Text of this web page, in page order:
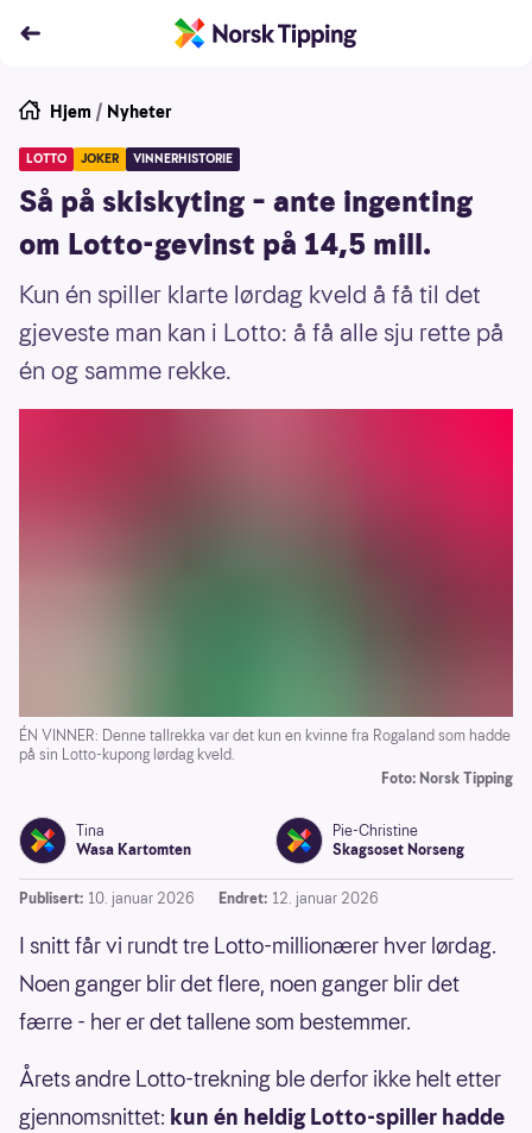
Hjem / Nyheter
LOTTO JOKER VINNERHISTORIE
Så på skiskyting – ante ingenting
om Lotto-gevinst på 14,5 mill.
Kun én spiller klarte lørdag kveld å få til det
gjeveste man kan i Lotto: å få alle sju rette på
én og samme rekke.
ÉN VINNER: Denne tallrekka var det kun en kvinne fra Rogaland som hadde
på sin Lotto-kupong lørdag kveld.
Foto: Norsk Tipping
Tina
Wasa Kartomten
Pie-Christine
Skagsoset Norseng
Publisert: 10. januar 2026 Endret: 12. januar 2026
I snitt får vi rundt tre Lotto-millionærer hver lørdag.
Noen ganger blir det flere, noen ganger blir det
færre - her er det tallene som bestemmer.
Årets andre Lotto-trekning ble derfor ikke helt etter
gjennomsnittet: kun én heldig Lotto-spiller hadde